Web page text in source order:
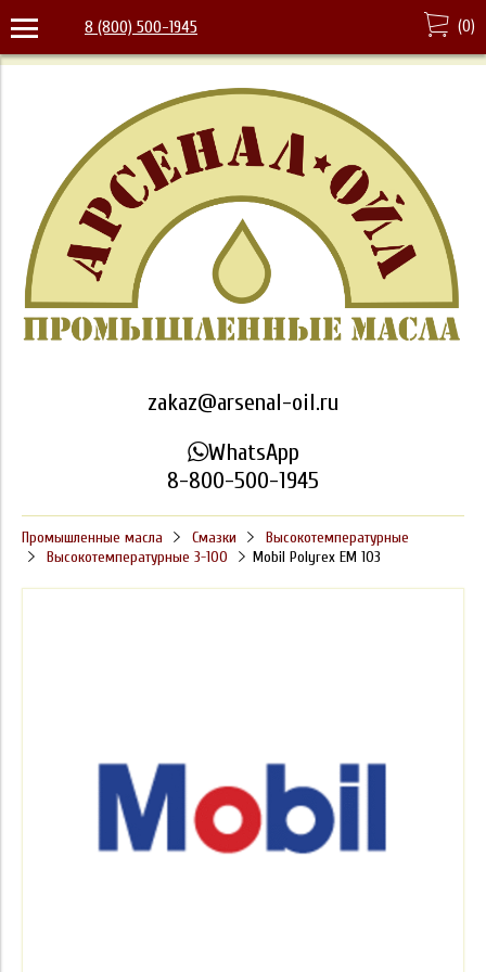
8 (800) 500-1945 (0)
zakaz@arsenal-oil.ru
WhatsApp
8-800-500-1945
Промышленные масла Смазки
Высокотемпературные
Высокотемпературные 3-100
Mobil Polyrex EM 103